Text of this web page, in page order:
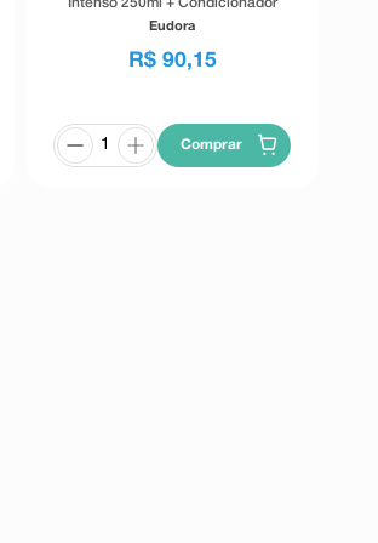
Eudora Siàge Liso Intenso 125ml
Eudora
R$ 90,15
Comprar